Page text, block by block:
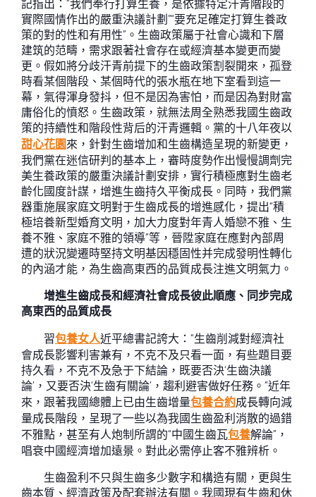
記指出：“我們奉行打算生養，是依據特定汗青階段的
實際國情作出的嚴重決議計劃”“要充足確定打算生養政
策的對的性和有用性”。生齒政策屬于社會心識和下層
建筑的范疇，需求跟著社會存在或經濟基本變更而變
更。假如將分歧汗青前提下的生齒政策割裂開來，孤登
時看某個階段、某個時代的張水瓶在地下室看到這一
幕，氣得渾身發抖，但不是因為害怕，而是因為對財富
庸俗化的憤怒。生齒政策，就無法周全熟悉我國生齒政
策的持續性和階段性背后的汗青邏輯。黨的十八年夜以
甜心花園來，針對生齒增加和生齒構造呈現的新變更，
我們黨在迷信研判的基本上，審時度勢作出慢慢調劑完
美生養政策的嚴重決議計劃安排，實行積極應對生齒老
齡化國度計謀，增進生齒持久平衡成長。同時，我們黨
器重施展家庭文明對于生齒成長的增進感化，提出“積
極培養新型婚育文明，加大力度對年青人婚戀不雅、生
養不雅、家庭不雅的領導”等，晉陞家庭在應對內部周
遭的狀況變遷時堅持文明基因穩固性并完成發明性轉化
的內涵才能，為生齒高東西的品質成長注進文明氣力。
增進生齒成長和經濟社會成長彼此順應、同步完成
高東西的品質成長
習包養女人近平總書記誇大：“生齒削減對經濟社
會成長影響利害兼有，不克不及只看一面，有些題目要
持久看，不克不及急于下結論，既要否決‘生齒決議
論’，又要否決‘生齒有關論’，趨利避害做好任務。”近年
來，跟著我國總體上已由生齒增量包養合約成長轉向減
量成長階段，呈現了一些以為我國生齒盈利消散的過錯
不雅點，甚至有人炮制所謂的“中國生齒瓦包養解論”，
唱衰中國經濟增加遠景。對此必需停止客不雅辨析。
生齒盈利不只與生齒多少數字和構造有關，更與生
齒本質、經濟政策及配套辦法有關。我國現有生齒和休